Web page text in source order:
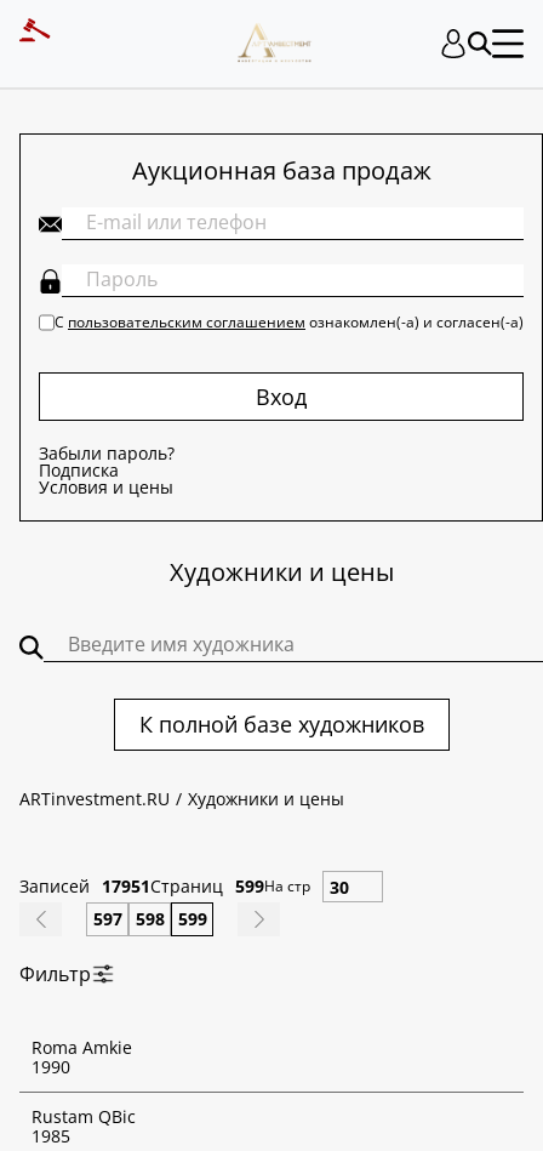
ART INVESTMENT
Аукционная база продаж
С пользовательским соглашением ознакомлен(-а) и согласен(-а)
Вход
Забыли пароль?
Подписка
Условия и цены
Художники и цены
К полной базе художников
ARTinvestment.RU Художники и цены
Записей 17951Страниц 599На стр
597 598 599
Фильтр
А Б В Г Д
Х Ц
Творческие объединения
Roma Amkie
1990
Rustam QBic
1985